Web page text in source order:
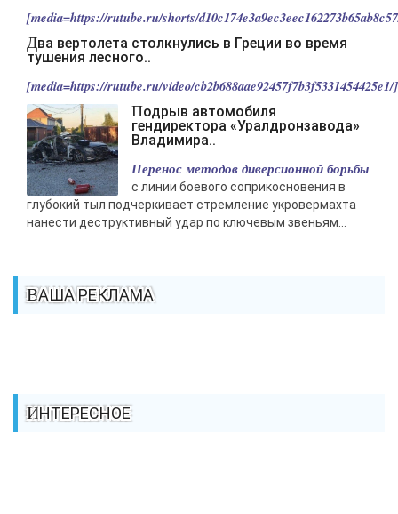
[media=https://rutube.ru/shorts/
Два вертолета столкнулись в Греции во время
тушения лесного..
[media=https://rutube.ru/video/
Подрыв автомобиля
гендиректора «Уралдронзавода»
Владимира..
Перенос методов диверсионной борьбы
с линии боевого соприкосновения в
глубокий тыл подчеркивает стремление укровермахта
нанести деструктивный удар по ключевым звеньям...
ВАША РЕКЛАМА
ИНТЕРЕСНОЕ